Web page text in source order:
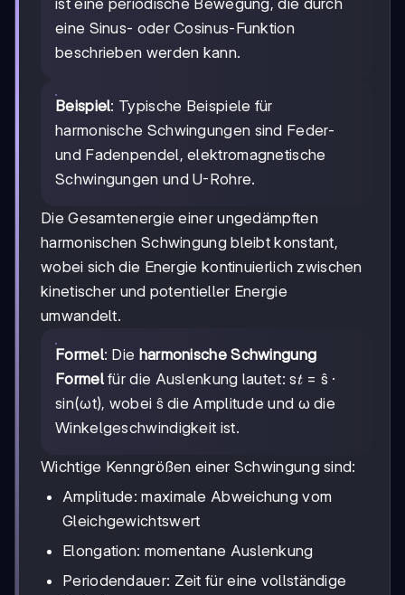
ist eine periodische Bewegung, die durch
eine Sinus- oder Cosinus-Funktion
beschrieben werden kann.
Beispiel: Typische Beispiele für
harmonische Schwingungen sind Feder-
und Fadenpendel, elektromagnetische
Schwingungen und U-Rohre.
Die Gesamtenergie einer ungedämpften
harmonischen Schwingung bleibt konstant,
wobei sich die Energie kontinuierlich zwischen
kinetischer und potentieller Energie
umwandelt.
Formel: Die harmonische Schwingung
Formelfür die Auslenkung lautet: st
t= ŝ ·
sin(ωt), wobei ŝ die Amplitude und ω die
Winkelgeschwindigkeit ist.
Wichtige Kenngrößen einer Schwingung sind:
Amplitude: maximale Abweichung vom
Gleichgewichtswert
Elongation: momentane Auslenkung
Periodendauer: Zeit für eine vollständige